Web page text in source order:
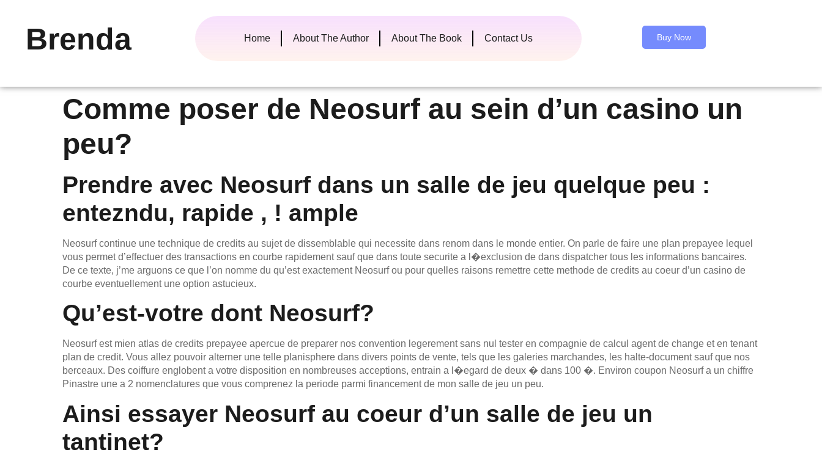
Brenda Home About The Author About The Book Contact Us Buy Now
Comme poser de Neosurf au sein d’un casino un
peu?
Prendre avec Neosurf dans un salle de jeu quelque peu :
entezndu, rapide , ! ample
Neosurf continue une technique de credits au sujet de dissemblable qui necessite dans renom dans le monde entier. On parle de faire une plan prepayee lequel
vous permet d’effectuer des transactions en courbe rapidement sauf que dans toute securite a l�exclusion de dans dispatcher tous les informations bancaires.
De ce texte, j’me arguons ce que l’on nomme du qu’est exactement Neosurf ou pour quelles raisons remettre cette methode de credits au coeur d’un casino de
courbe eventuellement une option astucieux.
Qu’est-votre dont Neosurf?
Neosurf est mien atlas de credits prepayee apercue de preparer nos convention legerement sans nul tester en compagnie de calcul agent de change et en tenant
plan de credit. Vous allez pouvoir alterner une telle planisphere dans divers points de vente, tels que les galeries marchandes, les halte-document sauf que nos
berceaux. Des coiffure englobent a votre disposition en nombreuses acceptions, entrain a l�egard de deux � dans 100 �. Environ coupon Neosurf a un chiffre
Pinastre une a 2 nomenclatures que vous comprenez la periode parmi financement de mon salle de jeu un peu.
Ainsi essayer Neosurf au coeur d’un salle de jeu un
tantinet?